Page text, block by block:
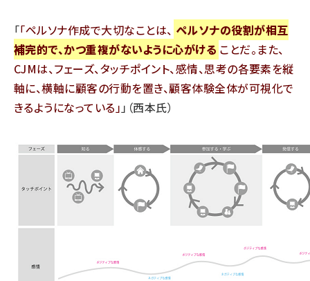
「 ペルソナ作成で大切なことは、 ペルソナの役割が相互
補完的で、かつ重複がないように心がける ことだ。また、
CJMは、フェーズ、タッチポイント、感情、思考の各要素を縦
軸に、横軸に顧客の行動を置き、顧客体験全体が可視化で
きるようになっている 」（西本氏）